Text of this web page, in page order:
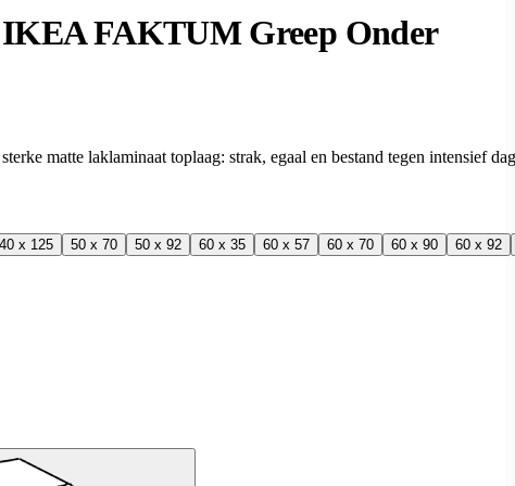
FAKTUM Greep Onder
matte laklaminaat toplaag: strak, egaal en bestand tegen intensief
40 x 125 50 x 70 50 x 92 60 x 35 60 x 57 60 x 70 60 x 90 60 x 92